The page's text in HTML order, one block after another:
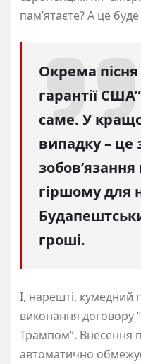
пам’ятаєте? А це
Окрема пісня
гарантії
саме. У
випадку – це
зобов’язання
гіршому для
гроші.
І, нарешті, кумедний
виконання договору
Трампом”. Внесення
автоматично